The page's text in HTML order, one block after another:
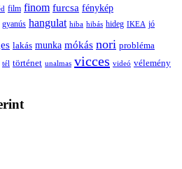
film finom furcsa fénykép
gyanús hangulat hiba hibás hideg IKEA jó
lakás munka mókás nori probléma
tél történet unalmas vicces videó vélemény